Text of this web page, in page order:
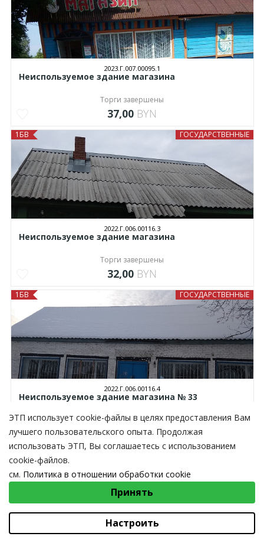
2023.Г.007.00095.1
Неиспользуемое здание магазина
Торги завершены
37,00 BYN
ГОСУДАРСТВЕННЫЕ
1БВ
2022.Г.006.00116.3
Неиспользуемое здание магазина
Торги завершены
32,00 BYN
ГОСУДАРСТВЕННЫЕ
1БВ
2022.Г.006.00116.4
Неиспользуемое здание магазина № 33
Торги завершены
32,00BYN
ЭТП использует cookie-файлы в целях предоставления Вам
лучшего пользовательского опыта. Продолжая
использовать ЭТП, Вы соглашаетесь с использованием
cookie-файлов.
см. Политика в отношении обработки cookie
ВЫБЕРИТЕ НАСТРОЙКИ COOKIE
Функциональные/Статистические
Принять
Настроить